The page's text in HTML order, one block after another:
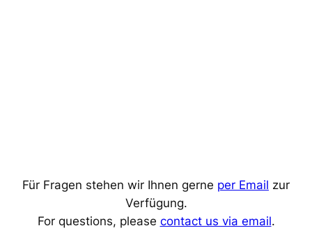
Für Fragen stehen wir Ihnen gerne per Email zur
Verfügung.
For questions, please contact us via email.